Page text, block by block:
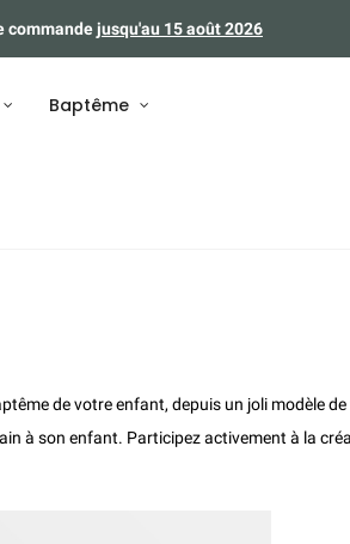
commandejusqu'au 15 août 2026
Baptême
de votre enfant, depuis un joli modèle
à son enfant. Participez activement à la